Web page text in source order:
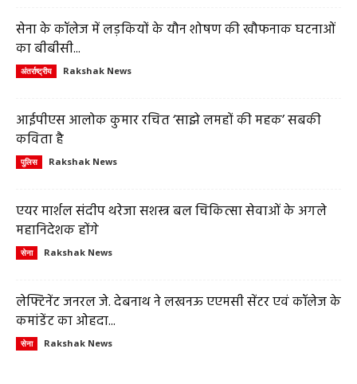
सेना के कॉलेज में लड़कियों के यौन शोषण की खौफनाक घटनाओं
का बीबीसी...
अंतर्राष्ट्रीय Rakshak News
आईपीएस आलोक कुमार रचित ‘साझे लमहों की महक’ सबकी
कविता है
पुलिस Rakshak News
एयर मार्शल संदीप थरेजा सशस्त्र बल चिकित्सा सेवाओं के अगले
महानिदेशक होंगे
सेना Rakshak News
लेफ्टिनेंट जनरल जे. देबनाथ ने लखनऊ एएमसी सेंटर एवं कॉलेज के
कमांडेंट का ओहदा...
सेना Rakshak News